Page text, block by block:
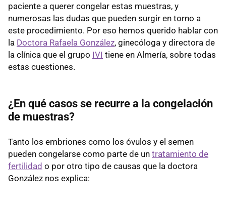
paciente a querer congelar estas muestras, y
numerosas las dudas que pueden surgir en torno a
este procedimiento. Por eso hemos querido hablar con
la Doctora Rafaela González, ginecóloga y directora de
la clínica que el grupo IVI tiene en Almería, sobre todas
estas cuestiones.
¿En qué casos se recurre a la congelación
de muestras?
Tanto los embriones como los óvulos y el semen
pueden congelarse como parte de un tratamiento de
fertilidad o por otro tipo de causas que la doctora
González nos explica: